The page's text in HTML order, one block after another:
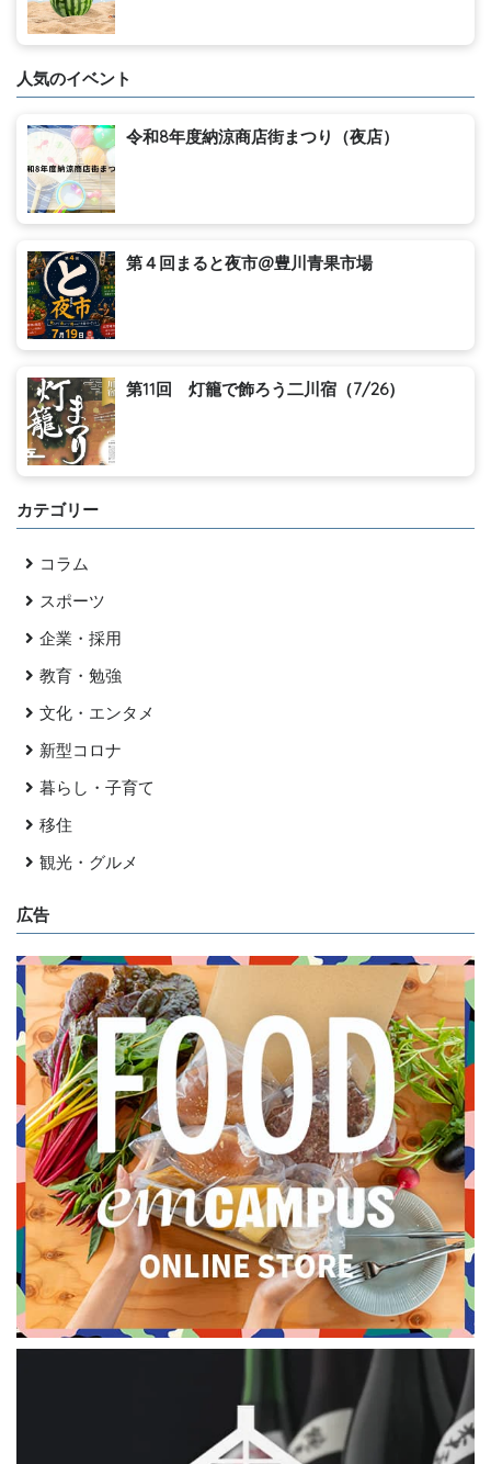
人気のイベント
令和8年度納涼商店街まつり（夜店）
第４回まると夜市@豊川青果市場
第11回 灯籠で飾ろう二川宿（7/26）
カテゴリー
コラム
スポーツ
企業・採用
教育・勉強
文化・エンタメ
新型コロナ
暮らし・子育て
移住
観光・グルメ
広告